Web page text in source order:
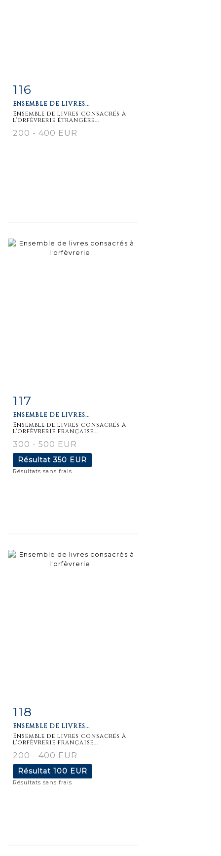
détaillée
116
ENSEMBLE DE LIVRES...
Ensemble de livres consacrés à
l'orfèvrerie étrangère...
200 - 400 EUR
détaillée
117
ENSEMBLE DE LIVRES...
Ensemble de livres consacrés à
l'orfèvrerie française...
300 - 500 EUR
Résultat350 EUR
Résultats sans frais
détaillée
118
ENSEMBLE DE LIVRES...
Ensemble de livres consacrés à
l'orfèvrerie française...
200 - 400 EUR
Résultat 100 EUR
Résultats sans frais